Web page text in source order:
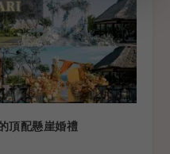
頂配懸崖婚禮